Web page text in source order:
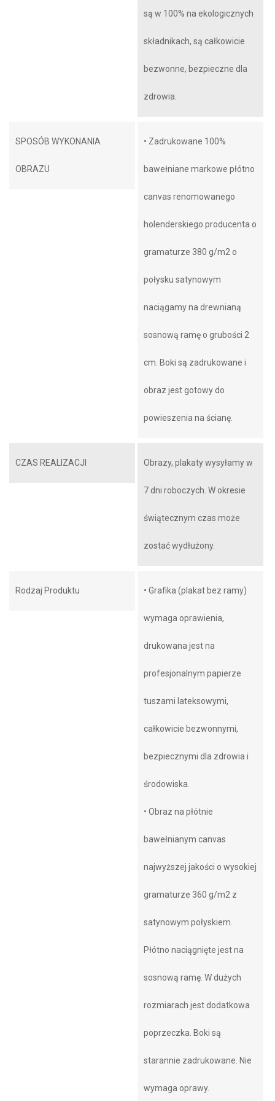
są w 100% na ekologicznych
składnikach, są całkowicie
bezwonne, bezpieczne dla
zdrowia.
SPOSÓB WYKONANIA
OBRAZU
• Zadrukowane 100%
bawełniane markowe płótno
canvas renomowanego
holenderskiego producenta o
gramaturze 380 g/m2 o
połysku satynowym
naciągamy na drewnianą
sosnową ramę o grubości 2
cm. Boki są zadrukowane i
obraz jest gotowy do
powieszenia na ścianę.
CZAS REALIZACJI Obrazy, plakaty wysyłamy w
7 dni roboczych. W okresie
świątecznym czas może
zostać wydłużony.
Rodzaj Produktu • Grafika (plakat bez ramy)
wymaga oprawienia,
drukowana jest na
profesjonalnym papierze
tuszami lateksowymi,
całkowicie bezwonnymi,
bezpiecznymi dla zdrowia i
środowiska.
• Obraz na płótnie
bawełnianym canvas
najwyższej jakości o wysokiej
gramaturze 360 g/m2 z
satynowym połyskiem.
Płótno naciągnięte jest na
sosnową ramę. W dużych
rozmiarach jest dodatkowa
poprzeczka. Boki są
starannie zadrukowane. Nie
wymaga oprawy.